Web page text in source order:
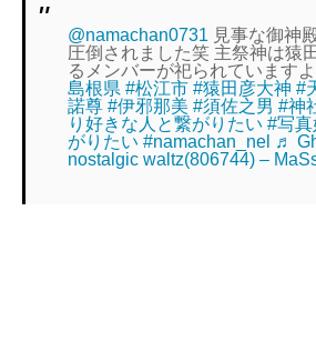
@namachan0731 見事な御神
圧倒されました笑 主祭神は猿
るメンバーが祀られています
島根県 #松江市 #猿田彦大神 #
諾尊 #伊邪那美 #須佐之男 #神
り好きな人と繋がりたい #写
がりたい #namachan_nel ♬
nostalgic waltz(806744) –